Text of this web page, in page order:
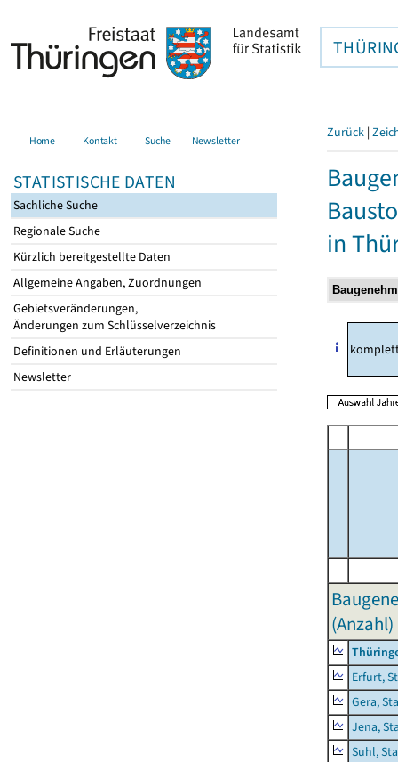
Home Kontakt Suche Newsletter
STATISTISCHE DATEN
Sachliche Suche
Regionale Suche
Kürzlich bereitgestellte Daten
Allgemeine Angaben, Zuordnungen
Gebietsveränderungen,
Änderungen zum Schlüsselverzeichnis
Definitionen und Erläuterungen
Newsletter
Zurück |
in
(Anzahl)
Erfurt,
Gera,
Jena,
Suhl,